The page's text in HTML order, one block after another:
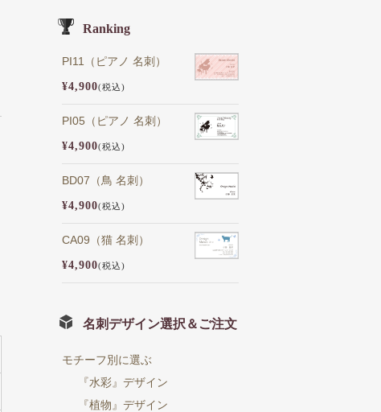
Ranking
PI11（ピアノ 名刺）
¥4,900(税込)
PI05（ピアノ 名刺）
¥4,900(税込)
BD07（鳥 名刺）
¥4,900(税込)
CA09（猫 名刺）
¥4,900(税込)
名刺デザイン選択＆ご注文
モチーフ別に選ぶ
『水彩』デザイン
『植物』デザイン